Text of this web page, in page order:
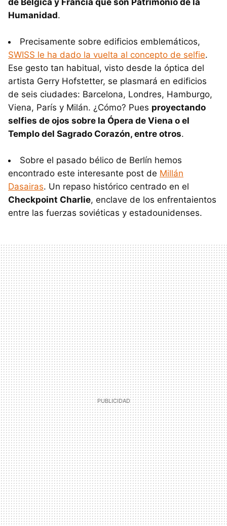
de Bélgica y Francia que son Patrimonio de la
Humanidad.
Precisamente sobre edificios emblemáticos,
SWISS le ha dado la vuelta al concepto de selfie.
Ese gesto tan habitual, visto desde la óptica del
artista Gerry Hofstetter, se plasmará en edificios
de seis ciudades: Barcelona, Londres, Hamburgo,
Viena, París y Milán. ¿Cómo? Pues proyectando
selfies de ojos sobre la Ópera de Viena o el
Templo del Sagrado Corazón, entre otros.
Sobre el pasado bélico de Berlín hemos
encontrado este interesante post de Millán
Dasairas. Un repaso histórico centrado en el
Checkpoint Charlie, enclave de los enfrentaientos
entre las fuerzas soviéticas y estadounidenses.